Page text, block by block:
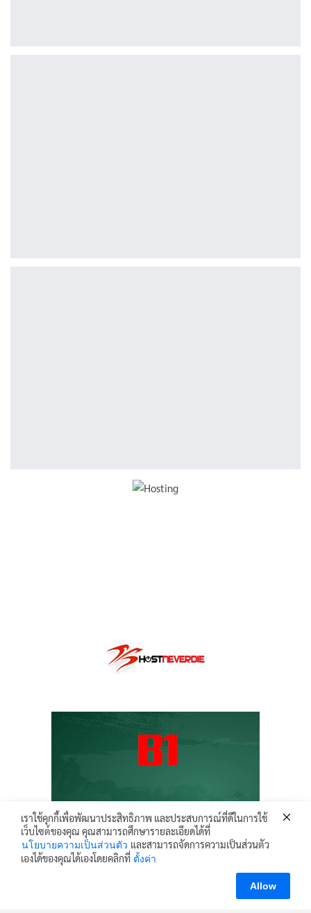
เราใช้คุกกี้เพื่อพัฒนาประสิทธิภาพ และประสบการณ์ที่ดีในการใช้
เว็บไซต์ของคุณ คุณสามารถศึกษารายละเอียดได้ที่
นโยบายความเป็นส่วนตัว และสามารถจัดการความเป็นส่วนตัว
เองได้ของคุณได้เองโดยคลิกที่ ตั้งค่า
Allow